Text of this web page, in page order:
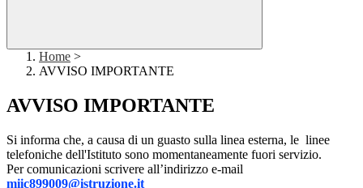
Home >
AVVISO IMPORTANTE
AVVISO IMPORTANTE
Si informa che, a causa di un guasto sulla linea esterna, le linee
telefoniche dell'Istituto sono momentaneamente fuori servizio.
Per comunicazioni scrivere all’indirizzo e-mail
miic899009@istruzione.it